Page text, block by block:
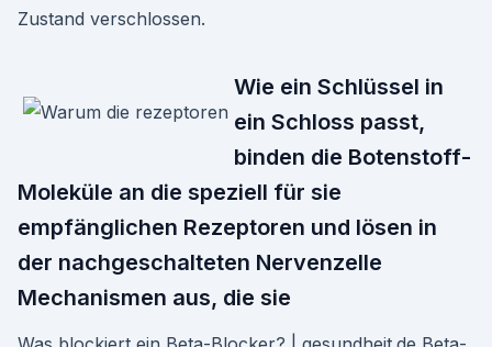
Zustand verschlossen.
Wie ein Schlüssel in
ein Schloss passt,
binden die Botenstoff-
Moleküle an die speziell für sie
empfänglichen Rezeptoren und lösen in
der nachgeschalteten Nervenzelle
Mechanismen aus, die sie